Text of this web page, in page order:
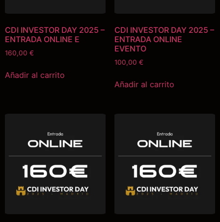
CDI INVESTOR DAY 2025 –
ENTRADA ONLINE E
160,00 €
Añadir al carrito
CDI INVESTOR DAY 2025 –
ENTRADA ONLINE
EVENTO
100,00 €
Añadir al carrito